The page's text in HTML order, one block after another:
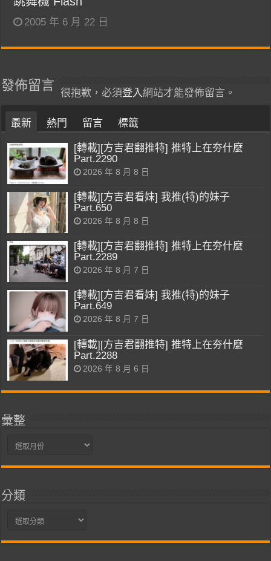
2005 年 6 月 22 日
發佈留言
很抱歉，必須登入網站才能發佈留言。
最新 熱門 留言 標籤
[轉載][方吉君翻推特] 推特上在夯什麼
Part.2290
2026 年 8 月 8 日
[轉載][方吉君看妹] 我推(特)的妹子
Part.650
2026 年 8 月 8 日
[轉載][方吉君翻推特] 推特上在夯什麼
Part.2289
2026 年 8 月 7 日
[轉載][方吉君看妹] 我推(特)的妹子
Part.649
2026 年 8 月 7 日
[轉載][方吉君翻推特] 推特上在夯什麼
Part.2288
2026 年 8 月 6 日
彙整
彙
分類
分